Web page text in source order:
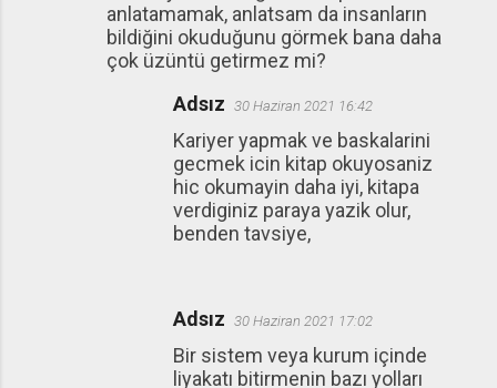
anlatamamak, anlatsam da insanların
bildiğini okuduğunu görmek bana daha
çok üzüntü getirmez mi?
Adsız 30 Haziran 2021 16:42
Kariyer yapmak ve baskalarini
gecmek icin kitap okuyosaniz
hic okumayin daha iyi, kitapa
verdiginiz paraya yazik olur,
benden tavsiye,
Adsız 30 Haziran 2021 17:02
Bir sistem veya kurum içinde
liyakatı bitirmenin bazı yolları